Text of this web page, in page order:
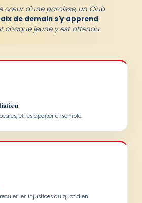
cœur d'une paroisse, un Club
de demain s'y apprend
chaque jeune y est attendu.
et les apaiser ensemble.
les injustices du quotidien.